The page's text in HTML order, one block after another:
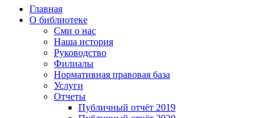
Главная
О библиотеке
Сми о нас
Наша история
Руководство
Филиалы
Нормативная правовая база
Услуги
Отчеты
Публичный отчёт 2019